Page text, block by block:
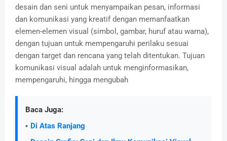
desain dan seni untuk menyampaikan pesan, informasi
dan komunikasi yang kreatif dengan memanfaatkan
elemen-elemen visual (simbol, gambar, huruf atau warna),
dengan tujuan untuk mempengaruhi perilaku sesuai
dengan target dan rencana yang telah ditentukan. Tujuan
komunikasi visual adalah untuk menginformasikan,
mempengaruhi, hingga mengubah
Baca Juga:
Di Atas Ranjang